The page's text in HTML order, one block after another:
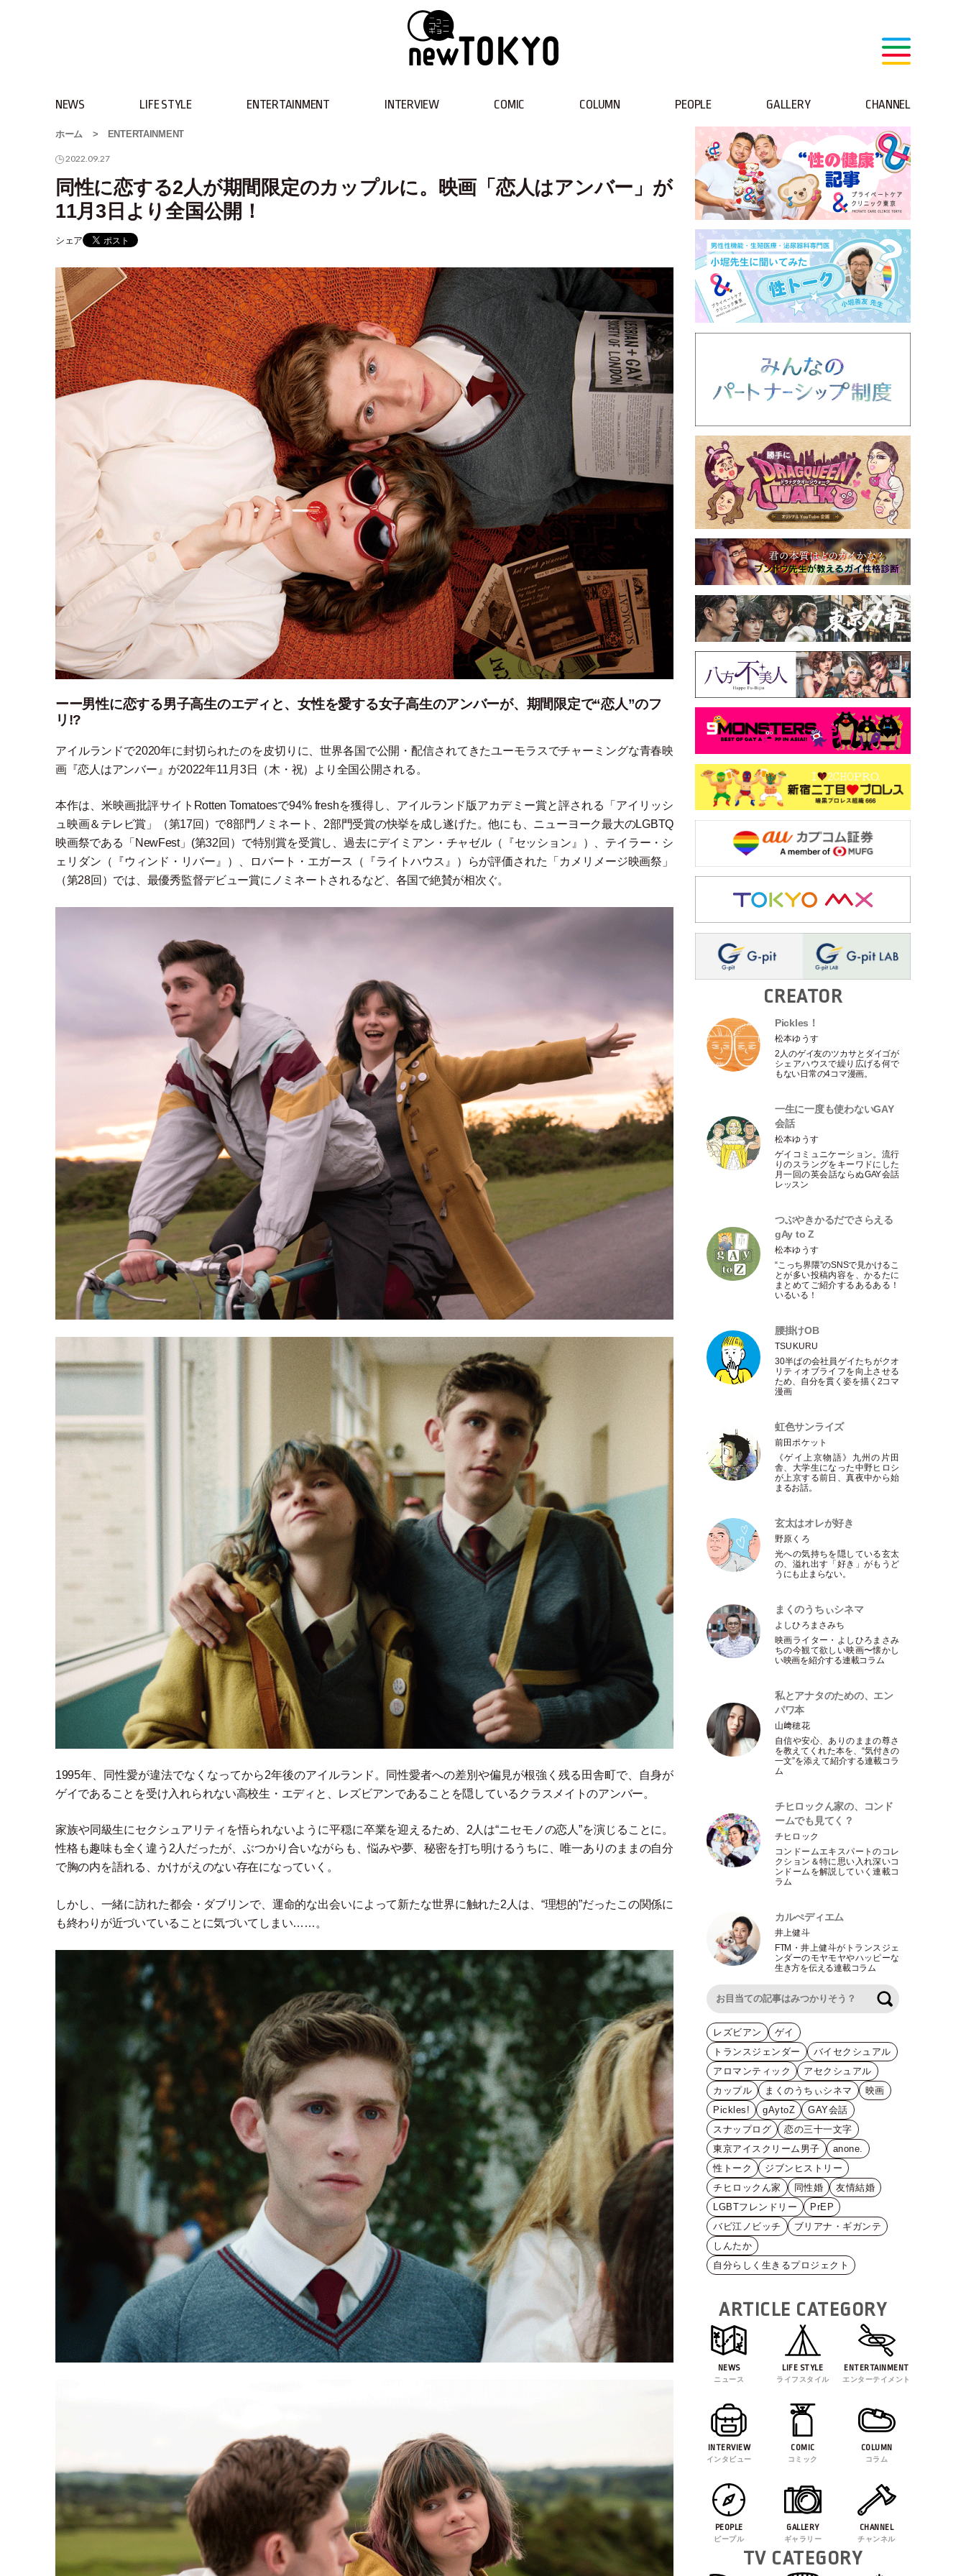
NEWS LIFE STYLE ENTERTAINMENT INTERVIEW COMIC COLUMN PEOPLE GALLERY CHANNEL
ホーム > ENTERTAINMENT
2022.09.27
同性に恋する2人が期間限定のカップルに。映画「恋人はアンバー」が
11月3日より全国公開！
シェア
ーー男性に恋する男子高生のエディと、女性を愛する女子高生のアンバーが、期間限定で“恋人”のフ
リ!?
アイルランドで2020年に封切られたのを皮切りに、世界各国で公開 ・配信されてきたユーモラスでチャーミングな青春映
画『恋人はアンバー』が2022年11月3日
（木 ・ 祝） より全国公開される。
本作は、米映画批評サイトRotten Tomatoesで94% freshを獲得し、アイルランド版アカデミー賞と評される 「 アイリッシ
ュ映画＆テレビ賞 」 （第17回 ） で8部門ノミネート、2部門受賞の快挙を成し遂げた。他にも、ニューヨーク最大のLGBTQ
映画祭である
「 NewFest」 (第32回 ） で特別賞を受賞し、過去にデイミアン ・ チャゼル（ 『セッション』 ） 、テイラー ・ シ
ェリダン （ 『ウィンド ・ リバー』 ） 、ロバート ・ エガース （ 『ライトハウス』 ） らが評価された 「 カメリメージ映画祭 」
（第28回 ） では、最優秀監督デビュー賞にノミネートされるなど、各国で絶賛が相次ぐ。
1995年、同性愛が違法でなくなってから2年後のアイルランド。同性愛者への差別や偏見が根強く残る田舎町で、自身が
ゲイであることを受け入れられない高校生 ・ エディと、レズビアンであることを隠しているクラスメイトのアンバー。
家族や同級生にセクシュアリティを悟られないように平穏に卒業を迎えるため、2人は“ニセモノの恋人”を演じることに。
性格も趣味も全く違う2人だったが、ぶつかり合いながらも、悩みや夢、秘密を打ち明けるうちに、唯一ありのままの自分
で胸の内を語れる、かけがえのない存在になっていく。
しかし、一緒に訪れた都会 ・ ダブリンで、運命的な出会いによって新たな世界に触れた2人は、“理想的”だったこの関係に
も終わりが近づいていることに気づいてしまい……。
CREATOR
Pickles！
松本ゆうす
2人のゲイ友のツカサとダイゴが
シェアハウスで繰り広げる何で
もない日常の4コマ漫画。
一生に一度も使わないGAY
会話
松本ゆうす
ゲイコミュニケーション。流行
りのスラングをキーワドにした
月一回の英会話ならぬGAY会話
レッスン
つぶやきかるだでさらえる
gAy to Z
松本ゆうす
“こっち界隈”のSNSで見かけるこ
とが多い投稿内容を、かるたに
まとめてご紹介するあるある！
いるいる！
腰掛けOB
TSUKURU
30半ばの会社員ゲイたちがクオ
リティオブライフを向上させる
ため、自分を貫く姿を描く2コマ
漫画
虹色サンライズ
前田ポケット
《ゲイ上京物語》九州の片田
舎、大学生になった中野ヒロシ
が上京する前日、真夜中から始
まるお話。
玄太はオレが好き
野原くろ
光への気持ちを隠している玄太
の、溢れ出す 「好き 」がもうど
うにも止まらない。
まくのうちぃシネマ
よしひろまさみち
映画ライター ・ よしひろまさみ
ちの今観て欲しい映画〜懐かし
い映画を紹介する連載コラム
私とアナタのための、エン
パワ本
山﨑穂花
自信や安心、ありのままの尊さ
を教えてくれた本を、“気付きの
一文”を添えて紹介する連載コラ
ム
チヒロックん家の、コンド
ームでも見てく？
チヒロック
コンドームエキスパートのコレ
クション＆特に思い入れ深いコ
ンドームを解説していく連載コ
ラム
カルぺディエム
井上健斗
FTM ・井上健斗がトランスジェ
ンダーのモヤモヤやハッピーな
生き方を伝える連載コラム
レズビアン
ゲイ
トランスジェンダー
バイセクシュアル
アロマンティック
アセクシュアル
カップル
まくのうちぃシネマ
映画
Pickles!
gAytoZ
GAY会話
スナップログ
恋の三十一文字
東京アイスクリーム男子
anone.
性トーク
ジブンヒストリー
チヒロックん家
同性婚
友情結婚
LGBTフレンドリー
PrEP
バビ江ノビッチ
ブリアナ・ギガンテ
しんたか
自分らしく生きるプロジェクト
ARTICLE CATEGORY
NEWS
ニュース
LIFE STYLE
ライフスタイル
ENTERTAINMENT
エンターテイメント
INTERVIEW
インタビュー
COMIC
コミック
COLUMN
コラム
PEOPLE
ピープル
GALLERY
ギャラリー
CHANNEL
チャンネル
TV CATEGORY